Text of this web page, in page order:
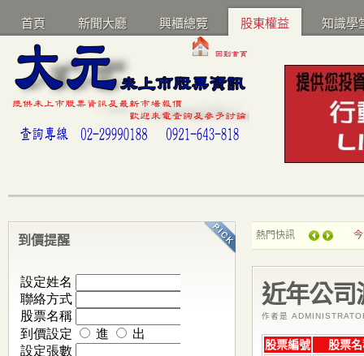
首頁 新聞大廳 興櫃總覽 股東權益 知識學
熱門快訊
近年公司
作者是
股票編號
股票
到價提醒